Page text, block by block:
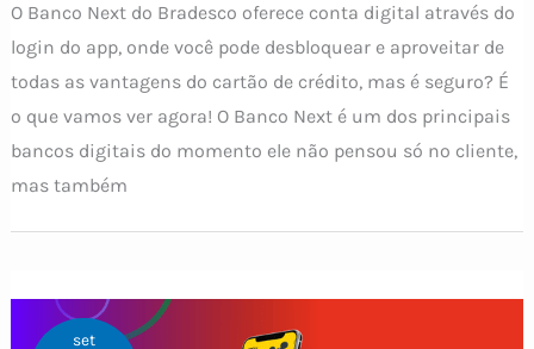
O Banco Next do Bradesco oferece conta digital através do
login do app, onde você pode desbloquear e aproveitar de
todas as vantagens do cartão de crédito, mas é seguro? É
o que vamos ver agora! O Banco Next é um dos principais
bancos digitais do momento ele não pensou só no cliente,
mas também
set